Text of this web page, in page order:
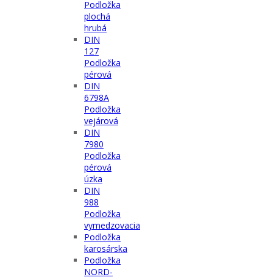
Podložka
plochá
hrubá
DIN
127
Podložka
pérová
DIN
6798A
Podložka
vejárová
DIN
7980
Podložka
pérová
úzka
DIN
988
Podložka
vymedzovacia
Podložka
karosárska
Podložka
NORD-